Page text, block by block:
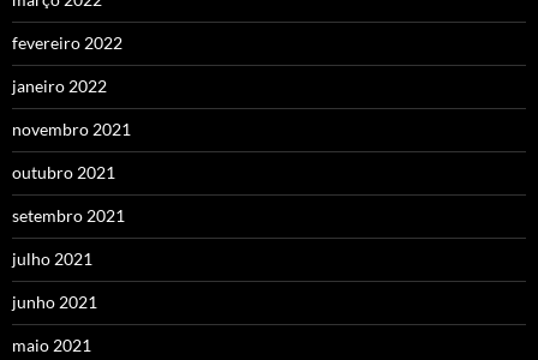
fevereiro 2022
janeiro 2022
novembro 2021
outubro 2021
setembro 2021
julho 2021
junho 2021
maio 2021